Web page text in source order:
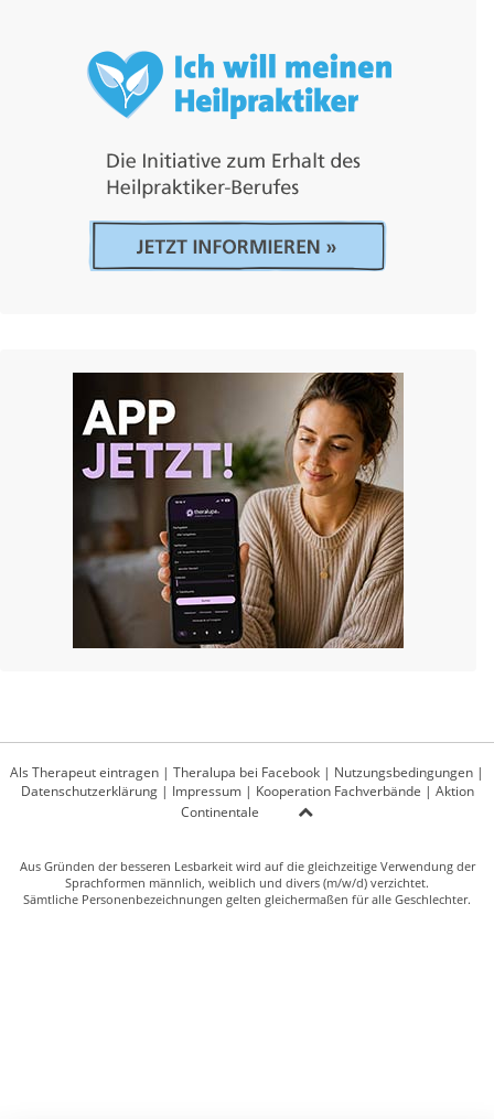
Als Therapeut eintragen | Theralupa bei Facebook | Nutzungsbedingungen |
Datenschutzerklärung| Impressum| Kooperation Fachverbände | Aktion
Continentale
Aus Gründen der besseren Lesbarkeit wird auf die gleichzeitige Verwendung der
Sprachformen männlich, weiblich und divers (m/w/d) verzichtet.
Sämtliche Personenbezeichnungen gelten gleichermaßen für alle Geschlechter.